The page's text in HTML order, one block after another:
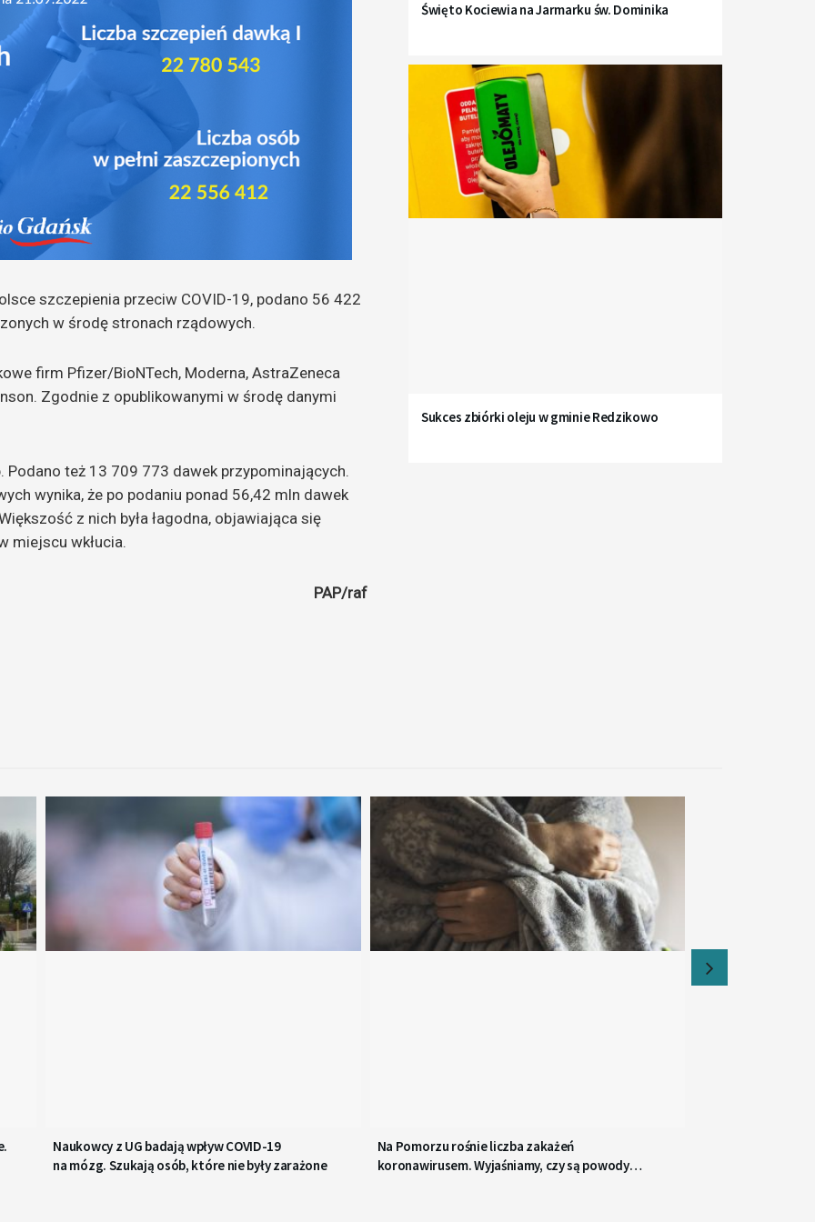
szczepienia przeciw COVID-19, podano 56 422
w środę stronach rządowych.
firm Pfizer/BioNTech, Moderna, AstraZeneca
Zgodnie z opublikowanymi w środę danymi
też 13 709 773 dawek przypominających.
wynika, że po podaniu ponad 56,42 mln dawek
z nich była łagodna, objawiająca się
miejscu wkłucia.
PAP/raf
Święto Kociewia na Jarmarku św. Dominika
Sukces zbiórki oleju w gminie Redzikowo
Naukowcy z UG badają wpływ COVID-19
na mózg. Szukają osób, które nie były zarażone
Na Pomorzu rośnie liczba zakażeń
koronawirusem. Wyjaśniamy, czy są powody